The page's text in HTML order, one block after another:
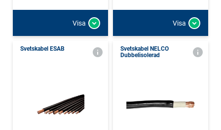
Visa Visa
Svetskabel ESAB
Svetskabel NELCO
Dubbelisolerad